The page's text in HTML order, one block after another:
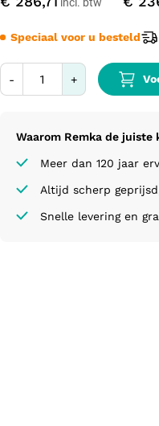
- +
Waarom Remka de juiste
Meer dan 120 jaar
Altijd scherp
Snelle levering en
Speciaal voor u besteld